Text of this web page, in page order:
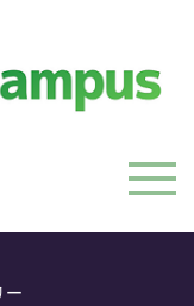
Campus
目指すガイドコミ
ー